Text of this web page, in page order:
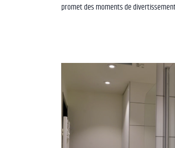
promet des moments de